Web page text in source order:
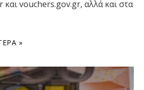
vouchers.gov.gr, αλλά και στα
»